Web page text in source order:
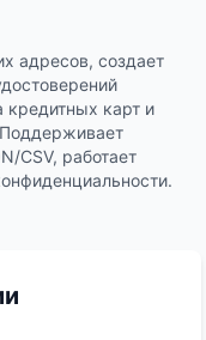
адресов, создает
карт и
CSV, работает